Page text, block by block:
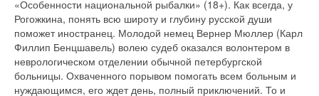
«Особенности национальной рыбалки» (18+). Как всегда, у
Рогожкина, понять всю широту и глубину русской души
поможет иностранец. Молодой немец Вернер Мюллер (Карл
Филлип Бенцшавель) волею судеб оказался волонтером в
неврологическом отделении обычной петербургской
больницы. Охваченного порывом помогать всем больным и
нуждающимся, его ждет день, полный приключений. То и